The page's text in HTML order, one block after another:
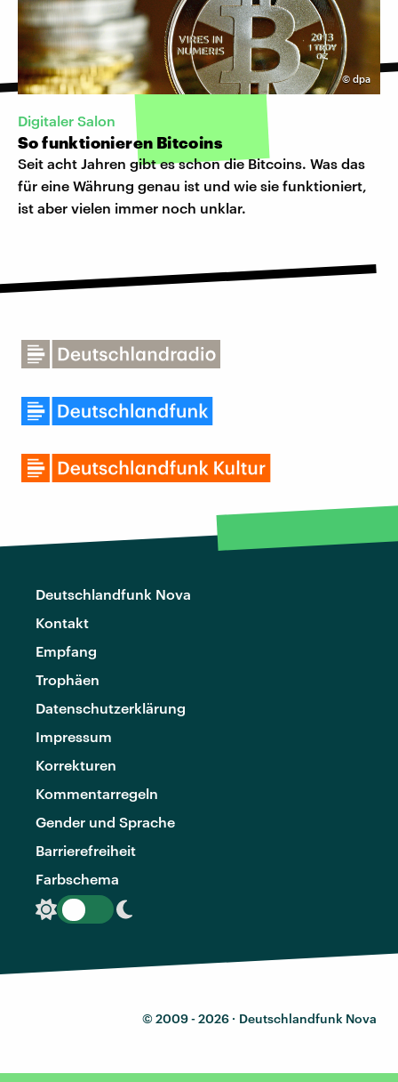
© dpa
Digitaler Salon
So funktionieren Bitcoins
Seit acht Jahren gibt es schon die Bitcoins. Was das
für eine Währung genau ist und wie sie funktioniert,
ist aber vielen immer noch unklar.
Deutschlandfunk Nova
Kontakt
Empfang
Trophäen
Datenschutzerklärung
Impressum
Korrekturen
Kommentarregeln
Gender und Sprache
Barrierefreiheit
Farbschema
© 2009 - 2026 · Deutschlandfunk Nova